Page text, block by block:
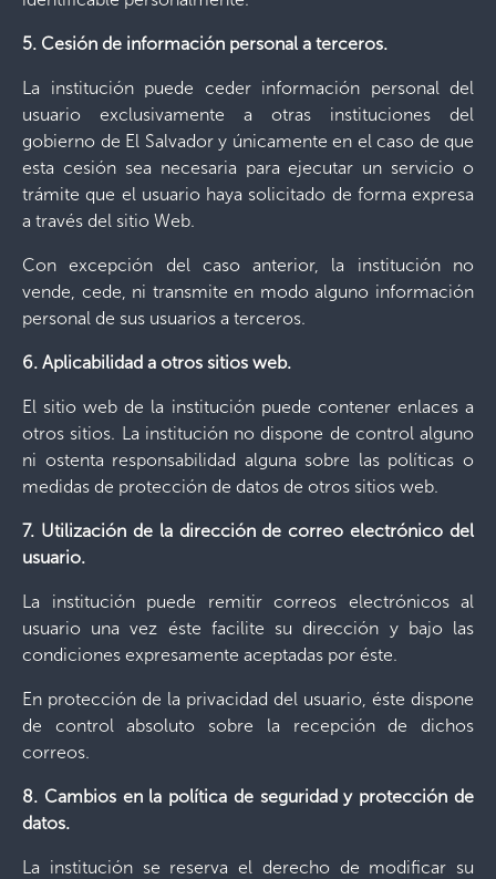
5. Cesión de información personal a terceros.
La institución puede ceder información personal del
usuario exclusivamente a otras instituciones del
gobierno de El Salvador y únicamente en el caso de que
esta cesión sea necesaria para ejecutar un servicio o
trámite que el usuario haya solicitado de forma expresa
a través del sitio Web.
Con excepción del caso anterior, la institución no
vende, cede, ni transmite en modo alguno información
personal de sus usuarios a terceros.
6. Aplicabilidad a otros sitios web.
El sitio web de la institución puede contener enlaces a
otros sitios. La institución no dispone de control alguno
ni ostenta responsabilidad alguna sobre las políticas o
medidas de protección de datos de otros sitios web.
7. Utilización de la dirección de correo electrónico del
usuario.
La institución puede remitir correos electrónicos al
usuario una vez éste facilite su dirección y bajo las
condiciones expresamente aceptadas por éste.
En protección de la privacidad del usuario, éste dispone
de control absoluto sobre la recepción de dichos
correos.
8. Cambios en la política de seguridad y protección de
datos.
La institución se reserva el derecho de modificar su